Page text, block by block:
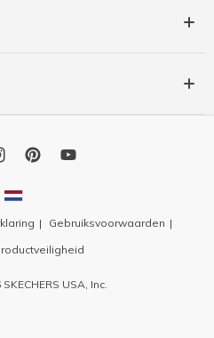
Gebruiksvoorwaarden
USA, Inc.